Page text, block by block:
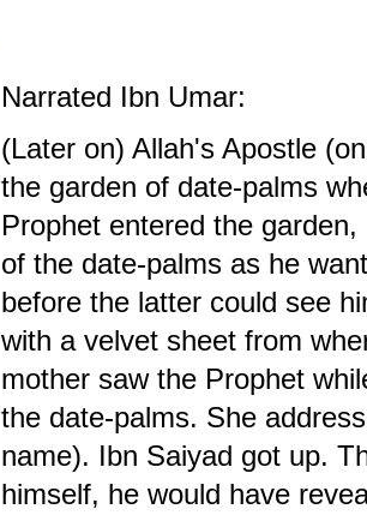
Narrated Ibn Umar:
(Later on) Allah's Apostle
the garden of date-palms
Prophet entered the
of the date-palms as he
before the latter could see
with a velvet sheet from
mother saw the Prophet
the date-palms. She
name). Ibn Saiyad got up.
himself, he would have